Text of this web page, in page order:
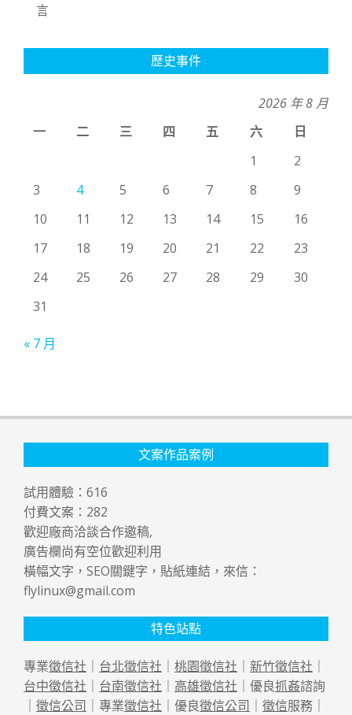
言
歷史事件
2026 年 8 月
一
二 三 四 五 六
日
1
2
3
4 5 6 7 8
9
10
11 12 13 14 15
16
17
18 19 20 21 22
23
24
25 26 27 28 29
30
31
« 7 月
文案作品案例
試用體驗： 616
付費文案： 282
歡迎廠商洽談合作邀稿,
廣告欄尚有空位歡迎利用
橫幅文字，SEO關鍵字，貼紙連結，來信：
flylinux@gmail.com
特色站點
專業徵信社 ｜ 台北徵信社 ｜ 桃園徵信社 ｜ 新竹徵信社 ｜
台中徵信社 ｜ 台南徵信社 ｜ 高雄徵信社 ｜優良抓姦諮詢
｜ 徵信公司 ｜專業徵信社 ｜優良徵信公司 ｜ 徵信服務｜